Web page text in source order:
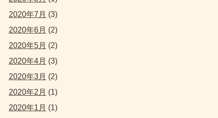
2020年7月 (3)
2020年6月 (2)
2020年5月 (2)
2020年4月 (3)
2020年3月 (2)
2020年2月 (1)
2020年1月 (1)